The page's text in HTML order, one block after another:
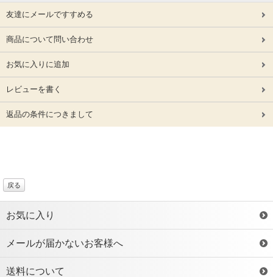
友達にメールですすめる
商品について問い合わせ
お気に入りに追加
レビューを書く
返品の条件につきまして
戻る
お気に入り
メールが届かないお客様へ
送料について